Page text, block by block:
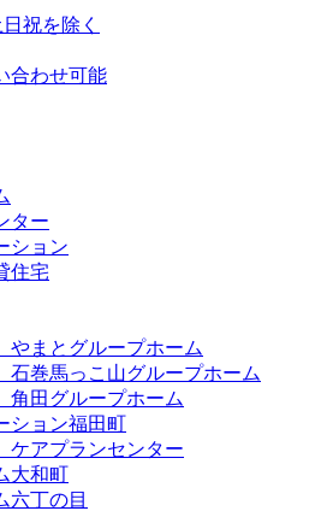
祝を除く
合わせ可能
ター
ション
住宅
まとグループホーム
巻馬っこ山グループホーム
田グループホーム
ション福田町
アプランセンター
大和町
六丁の目